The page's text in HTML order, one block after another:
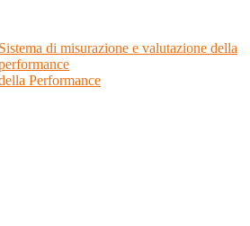
Sistema di misurazione e valutazione della
Performance